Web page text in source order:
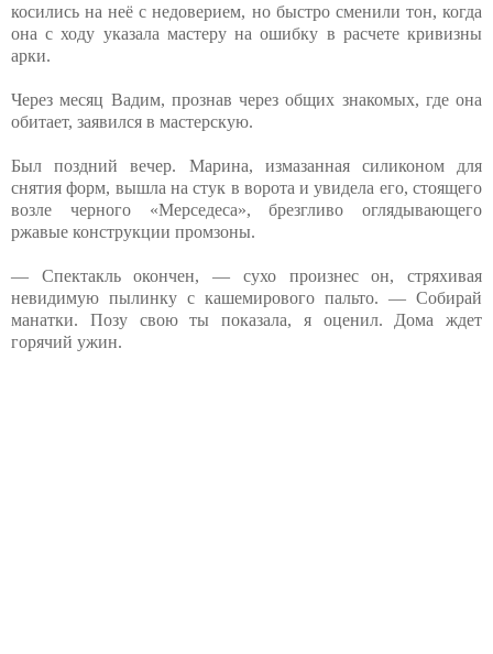
косились на неё с недоверием, но быстро сменили тон, когда
она с ходу указала мастеру на ошибку в расчете кривизны
арки.
Через месяц Вадим, прознав через общих знакомых, где она
обитает, заявился в мастерскую.
Был поздний вечер. Марина, измазанная силиконом для
снятия форм, вышла на стук в ворота и увидела его, стоящего
возле черного «Мерседеса», брезгливо оглядывающего
ржавые конструкции промзоны.
— Спектакль окончен, — сухо произнес он, стряхивая
невидимую пылинку с кашемирового пальто. — Собирай
манатки. Позу свою ты показала, я оценил. Дома ждет
горячий ужин.